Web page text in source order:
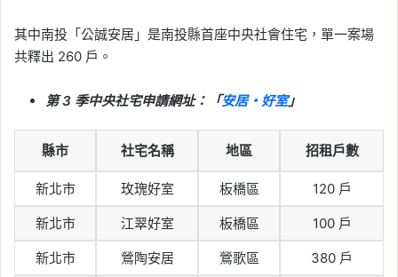
其中南投「公誠安居」是南投縣首座中央社會住宅，單一案場
共釋出 260 戶。
第 3 季中央社宅申請網址：「安居・好室」
縣市 社宅名稱 地區 招租戶數
新北市 玫瑰好室 板橋區 120 戶
新北市 江翠好室 板橋區 100 戶
新北市 鶯陶安居 鶯歌區 380 戶